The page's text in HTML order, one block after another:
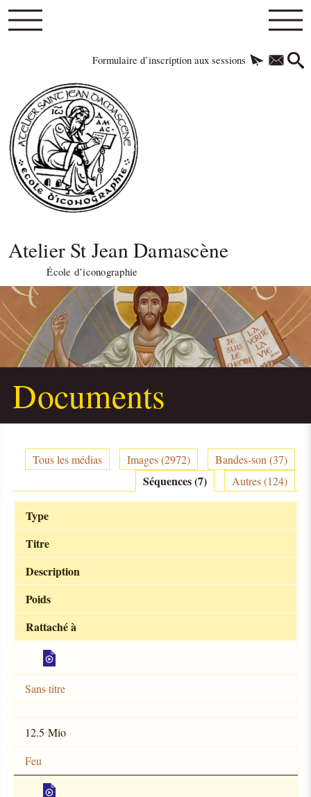
Formulaire d’inscription aux sessions
Atelier St Jean Damascène
École d’iconographie
Documents
Tous les médias Images (2972) Bandes-son (37)
Séquences (7) Autres (124)
Type
Titre
Description
Poids
Rattaché à
Sans titre
12.5 Mio
Feu